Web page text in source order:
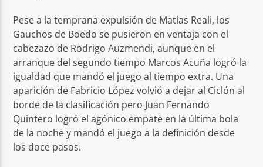
Pese a la temprana expulsión de Matías Reali, los
Gauchos de Boedo se pusieron en ventaja con el
cabezazo de Rodrigo Auzmendi, aunque en el
arranque del segundo tiempo Marcos Acuña logró la
igualdad que mandó el juego al tiempo extra. Una
aparición de Fabricio López volvió a dejar al Ciclón al
borde de la clasificación pero Juan Fernando
Quintero logró el agónico empate en la última bola
de la noche y mandó el juego a la definición desde
los doce pasos.